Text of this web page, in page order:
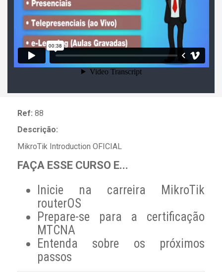
Ref: 88
Descrição:
MikroTik Introduction OFICIAL
FAÇA ESSE CURSO E...
Inicie na carreira MikroTik
routerOS
Prepare-se para a certificação
MTCNA
Entenda sobre os próximos
passos